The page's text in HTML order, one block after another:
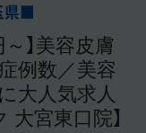
県■
】美容皮膚
例数／美容
大人気求人
宮東口院】
見学予約から面接対